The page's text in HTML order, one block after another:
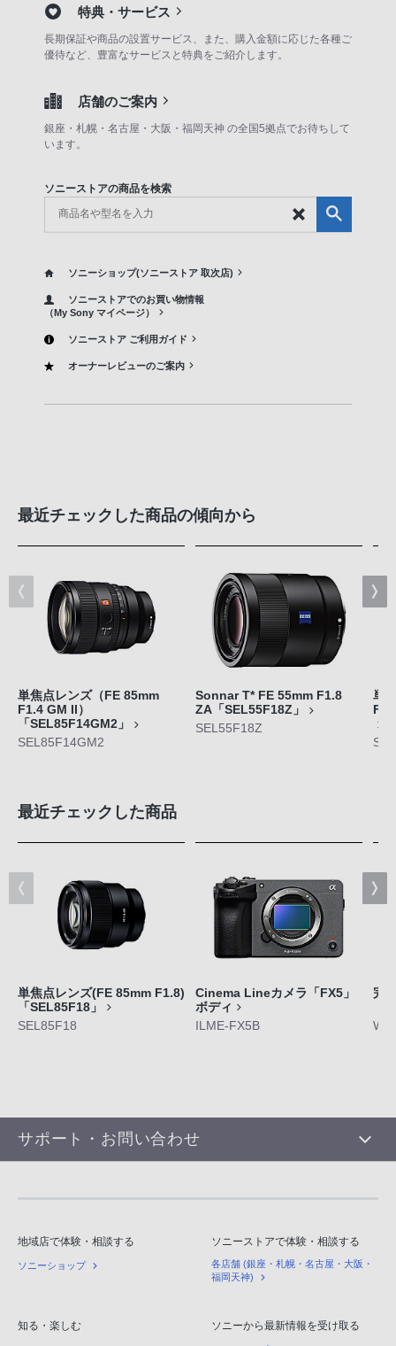
特典・サービス
長期保証や商品の設置サービス、また、購入金額に応じた各種ご
優待など、豊富なサービスと特典をご紹介します。
店舗のご案内
銀座・札幌・名古屋・大阪・福岡天神 の全国5拠点でお待ちして
います。
ソニーストアの商品を検索
ソニーショップ(ソニーストア 取次店)
ソニーストアでのお買い物情報
（My Sony マイページ）
ソニーストア ご利用ガイド
オーナーレビューのご案内
最近チェックした商品の傾向から
単焦点レンズ（FE 85mm
F1.4 GM II）
「SEL85F14GM2」
SEL85F14GM2
Sonnar T* FE 55mm F1.8
ZA「SEL55F18Z」
SEL55F18Z
単
最近チェックした商品
単焦点レンズ(FE 85mm F1.8)
「SEL85F18」
SEL85F18
Cinema Lineカメラ「FX5」
ボディ
ILME-FX5B
完
サポート・お問い合わせ
地域店で体験・相談する
ソニーショップ
ソニーストアで体験・相談する
各店舗 (銀座・札幌・名古屋・大阪・
福岡天神)
知る・楽しむ ソニーから最新情報を受け取る